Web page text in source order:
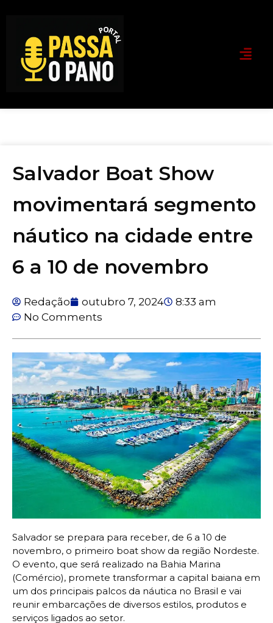
Salvador Boat Show
movimentará segmento
náutico na cidade entre
6 a 10 de novembro
Redação outubro 7, 2024
8:33 am
No Comments
Salvador se prepara para receber, de 6 a 10 de
novembro, o primeiro boat show da região Nordeste.
O evento, que será realizado na Bahia Marina
(Comércio), promete transformar a capital baiana em
um dos principais palcos da náutica no Brasil e vai
reunir embarcações de diversos estilos, produtos e
serviços ligados ao setor.